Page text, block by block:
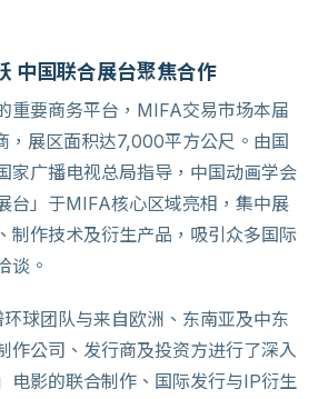
中国联合展台聚焦合作
重要商务平台，MIFA交易市场本届
，展区面积达7,000平方公尺。由国
家广播电视总局指导，中国动画学会
台」于MIFA核心区域亮相，集中展
制作技术及衍生产品，吸引众多国际
谈。
球团队与来自欧洲、东南亚及中东
作公司、发行商及投资方进行了深入
电影的联合制作、国际发行与IP衍生